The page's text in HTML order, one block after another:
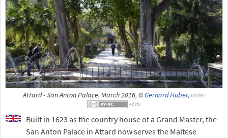
Attard - San Anton Palace, March 2016, ©Gerhard Huber, under
Built in 1623 as the country house of a Grand Master, the
San Anton Palace in Attard now serves the Maltese